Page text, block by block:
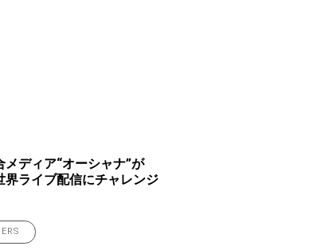
ディア“オーシャナ”が
界ライブ配信にチャレンジ